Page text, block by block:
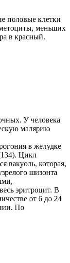
половые клетки
меньших
в красный.
У человека
малярию
в желудке
Цикл
вакуоль, которая,
шизонта
эритроцит. В
от 6 до 24
По